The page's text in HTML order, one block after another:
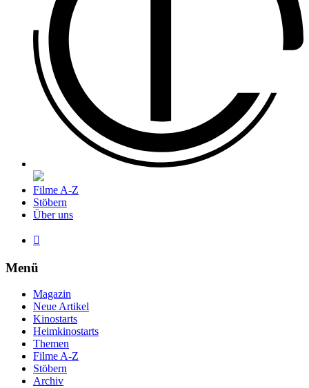
Filme A-Z
Stöbern
Über uns

Menü
Magazin
Neue Artikel
Kinostarts
Heimkinostarts
Themen
Filme A-Z
Stöbern
Archiv